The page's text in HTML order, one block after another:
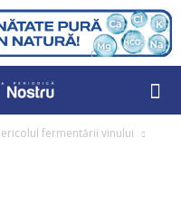
fermentării vinului